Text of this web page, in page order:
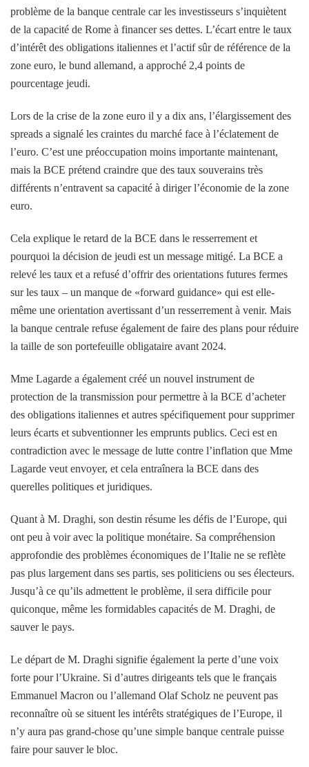
problème de la banque centrale car les investisseurs s’inquiètent
de la capacité de Rome à financer ses dettes. L’écart entre le taux
d’intérêt des obligations italiennes et l’actif sûr de référence de la
zone euro, le bund allemand, a approché 2,4 points de
pourcentage jeudi.
Lors de la crise de la zone euro il y a dix ans, l’élargissement des
spreads a signalé les craintes du marché face à l’éclatement de
l’euro. C’est une préoccupation moins importante maintenant,
mais la BCE prétend craindre que des taux souverains très
différents n’entravent sa capacité à diriger l’économie de la zone
euro.
Cela explique le retard de la BCE dans le resserrement et
pourquoi la décision de jeudi est un message mitigé. La BCE a
relevé les taux et a refusé d’offrir des orientations futures fermes
sur les taux – un manque de «forward guidance» qui est elle-
même une orientation avertissant d’un resserrement à venir. Mais
la banque centrale refuse également de faire des plans pour réduire
la taille de son portefeuille obligataire avant 2024.
Mme Lagarde a également créé un nouvel instrument de
protection de la transmission pour permettre à la BCE d’acheter
des obligations italiennes et autres spécifiquement pour supprimer
leurs écarts et subventionner les emprunts publics. Ceci est en
contradiction avec le message de lutte contre l’inflation que Mme
Lagarde veut envoyer, et cela entraînera la BCE dans des
querelles politiques et juridiques.
Quant à M. Draghi, son destin résume les défis de l’Europe, qui
ont peu à voir avec la politique monétaire. Sa compréhension
approfondie des problèmes économiques de l’Italie ne se reflète
pas plus largement dans ses partis, ses politiciens ou ses électeurs.
Jusqu’à ce qu’ils admettent le problème, il sera difficile pour
quiconque, même les formidables capacités de M. Draghi, de
sauver le pays.
Le départ de M. Draghi signifie également la perte d’une voix
forte pour l’Ukraine. Si d’autres dirigeants tels que le français
Emmanuel Macron ou l’allemand Olaf Scholz ne peuvent pas
reconnaître où se situent les intérêts stratégiques de l’Europe, il
n’y aura pas grand-chose qu’une simple banque centrale puisse
faire pour sauver le bloc.